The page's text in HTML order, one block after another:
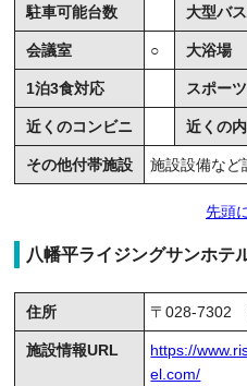
駐車可能台数 大型バ
会議室 ○ 大浴場
1泊3食対応 スポー
近くのコンビニ 近くの
その他付帯施設 施設設備など
先頭
八幡平ライジングサンホテ
住所 〒028-7302
施設情報URL
https://
el.com/